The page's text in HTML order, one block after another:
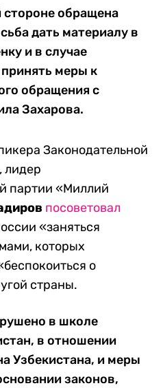
стороне обращена
дать материалу в
и в случае
меры к
обращения с
Захарова.
Законодательной
лидер
партии «Миллий
посоветовал
«заняться
которых
о
страны.
в школе
в отношении
Узбекистана, и меры
законов,